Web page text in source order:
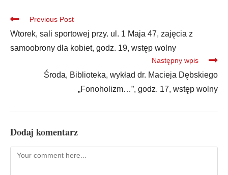
Previous Post
Wtorek, sali sportowej przy. ul. 1 Maja 47, zajęcia z
samoobrony dla kobiet, godz. 19, wstęp wolny
Następny wpis
Środa, Biblioteka, wykład dr. Macieja Dębskiego
„Fonoholizm…”, godz. 17, wstęp wolny
Dodaj komentarz